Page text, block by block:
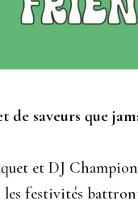
de saveurs que
et DJ
festivités